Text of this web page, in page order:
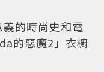
的時尚史和電
的惡魔2」衣櫥